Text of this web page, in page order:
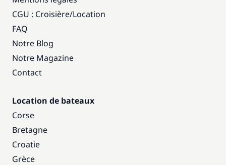
CGU : Croisière/Location
FAQ
Notre Blog
Notre Magazine
Contact
Location de bateaux
Corse
Bretagne
Croatie
Grèce